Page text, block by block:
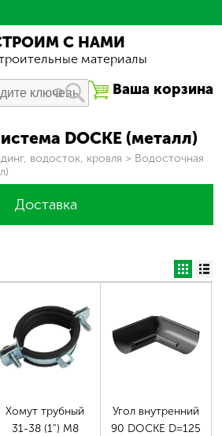
С НАМИ
материалы
Ваша корзина
DOCKE (металл)
водосток, кровля > Водосточная
Доставка
Хомут трубный
31-38 (1") М8
Угол внутренний
90 DOCKE D=125